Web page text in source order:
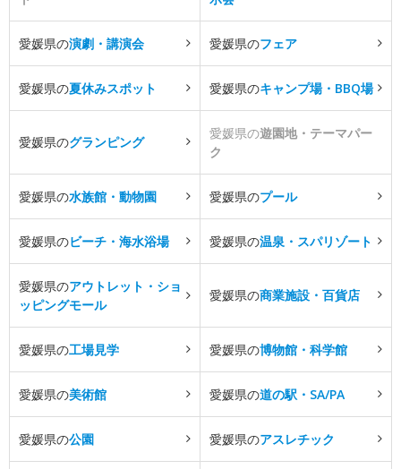
愛媛県の演劇・講演会 愛媛県のフェア
愛媛県の夏休みスポット 愛媛県のキャンプ場・BBQ場
愛媛県のグランピング
愛媛県の遊園地・テーマパー
ク
愛媛県の水族館・動物園 愛媛県のプール
愛媛県のビーチ・海水浴場 愛媛県の温泉・スパリゾート
愛媛県のアウトレット・ショ
ッピングモール
愛媛県の商業施設・百貨店
愛媛県の工場見学 愛媛県の博物館・科学館
愛媛県の美術館 愛媛県の道の駅・SA/PA
愛媛県の公園 愛媛県のアスレチック